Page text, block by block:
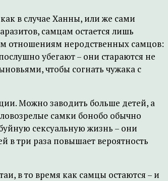
в случае Ханны, или же сами
самцам остается лишь
отношениям неродственных самцов:
убегают – они стараются не
чтобы согнать чужака с
Можно заводить больше детей, а
самки бонобо обычно
сексуальную жизнь – они
в три раза повышает вероятность
в то время как самцы остаются – и